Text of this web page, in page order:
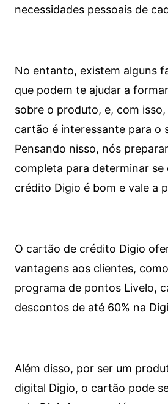
necessidades pessoais de
No entanto, existem alguns
que podem te ajudar a
sobre o produto, e, com
cartão é interessante para o
Pensando nisso, nós
completa para determinar
crédito Digio é bom e vale a
O cartão de crédito Digio
vantagens aos clientes,
programa de pontos Livelo,
descontos de até 60% na
Além disso, por ser um
digital Digio, o cartão pode